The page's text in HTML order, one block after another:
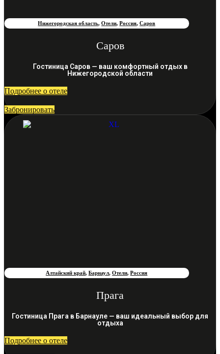
Нижегородская область,Отели,Россия,Саров
Саров
Гостиница Саров — ваш комфортный отдых в
Нижегородской области
Подробнее о отеле
Забронировать
Алтайский край,Барнаул,Отели,Россия
Прага
Гостиница Прага в Барнауле — ваш идеальный выбор для
отдыха
Подробнее о отеле